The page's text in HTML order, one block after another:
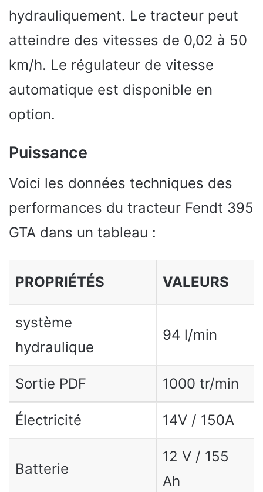
hydrauliquement. Le tracteur peut
atteindre des vitesses de 0,02 à 50
km/h. Le régulateur de vitesse
automatique est disponible en
option.
Puissance
Voici les données techniques des
performances du tracteur Fendt 395
GTA dans un tableau :
PROPRIÉTÉS VALEURS
système
hydraulique
94 l/min
Sortie PDF 1000 tr/min
Électricité 14V / 150A
Batterie
12 V / 155
Ah